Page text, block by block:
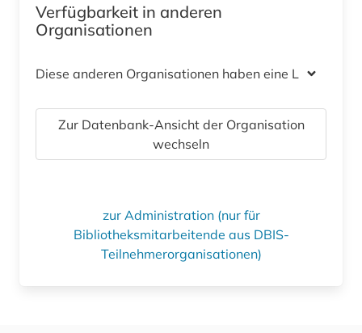
Verfügbarkeit in anderen
Organisationen
Diese anderen Organisationen haben eine Lizenz
Zur Datenbank-Ansicht der Organisation
wechseln
zur Administration (nur für
Bibliotheksmitarbeitende aus DBIS-
Teilnehmerorganisationen)